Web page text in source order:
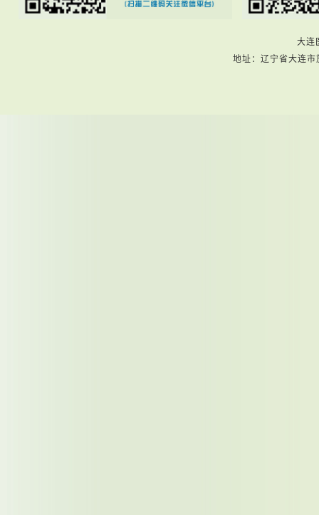
大连
地址：辽宁省大连